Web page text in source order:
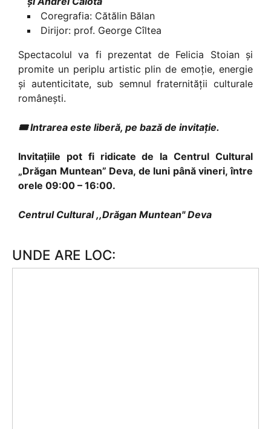
Coregrafia: Cătălin Bălan
Dirijor: prof. George Cîltea
Spectacolul va fi prezentat de Felicia Stoian și
promite un periplu artistic plin de emoție, energie
și autenticitate, sub semnul fraternității culturale
românești.
🎟 Intrarea este liberă, pe bază de invitație.
Invitațiile pot fi ridicate de la Centrul Cultural
„Drăgan Muntean” Deva, de luni până vineri, între
orele 09:00 – 16:00.
Centrul Cultural ,,Drăgan Muntean" Deva
UNDE ARE LOC: